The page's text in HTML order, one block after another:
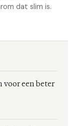
dat slim is.
voor een beter